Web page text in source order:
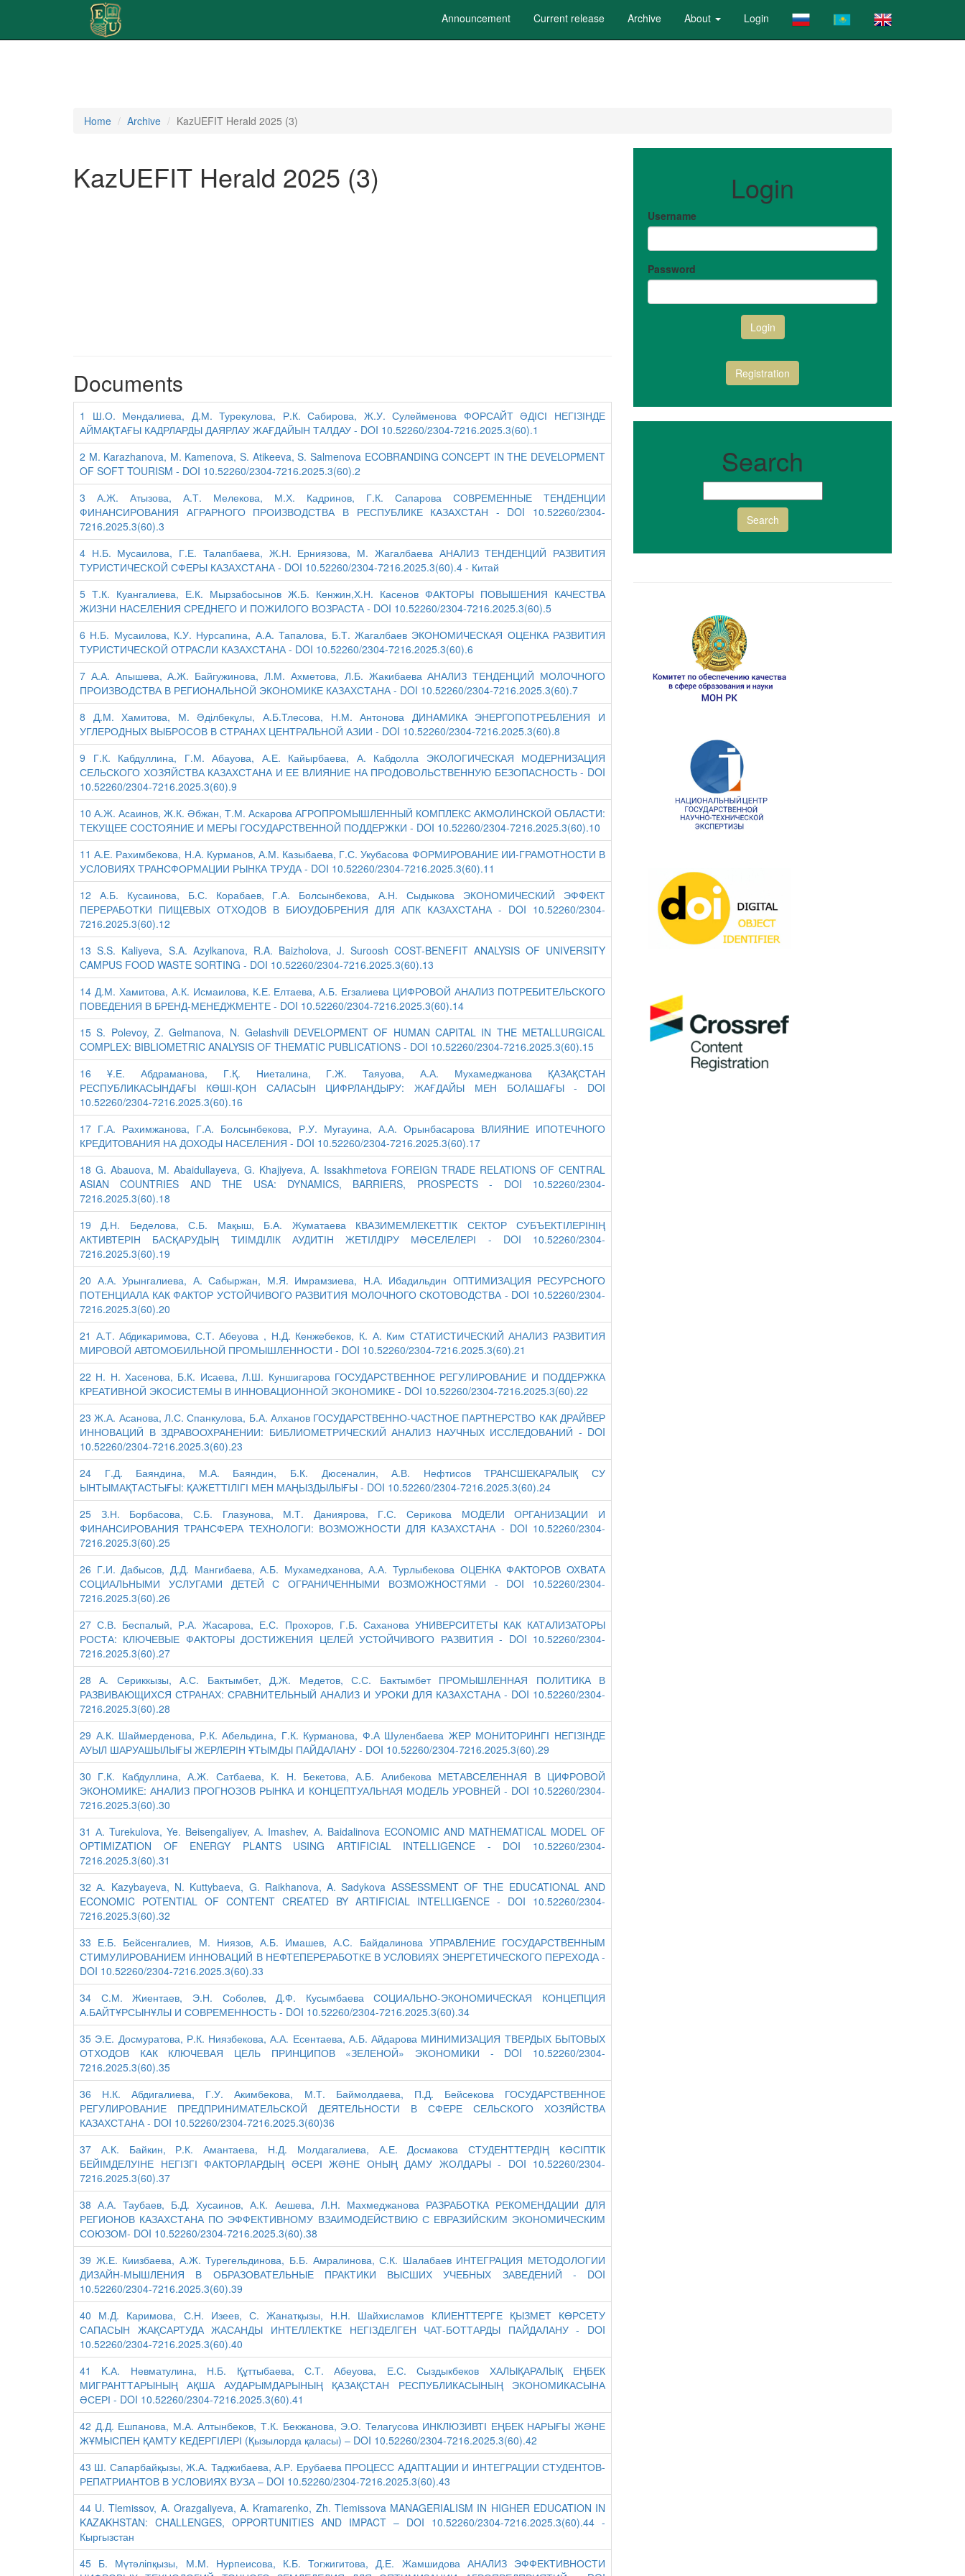
Announcement Current release Archive About Login
Home Archive KazUEFIT Herald 2025 (3)
KazUEFIT Herald 2025 (3)
Documents
1 Ш.О. Мендалиева, Д.М. Турекулова, Р.К. Сабирова, Ж.У. Сулейменова ФОРСАЙТ ӘДІСІ НЕГІЗІНДЕ
АЙМАҚТАҒЫ КАДРЛАРДЫ ДАЯРЛАУ ЖАҒДАЙЫН ТАЛДАУ - DOI 10.52260/2304-7216.2025.3(60).1
2 M. Karazhanova, M. Kamenova, S. Atikeeva, S. Salmenova ECOBRANDING CONCEPT IN THE DEVELOPMENT
OF SOFT TOURISM - DOI 10.52260/2304-7216.2025.3(60).2
3 А.Ж. Атызова, А.Т. Мелекова, М.Х. Кадринов, Г.К. Сапарова СОВРЕМЕННЫЕ ТЕНДЕНЦИИ
ФИНАНСИРОВАНИЯ АГРАРНОГО ПРОИЗВОДСТВА В РЕСПУБЛИКЕ КАЗАХСТАН - DOI 10.52260/2304-
7216.2025.3(60).3
4 Н.Б. Мусаилова, Г.Е. Талапбаева, Ж.Н. Ерниязова, М. Жагалбаева АНАЛИЗ ТЕНДЕНЦИЙ РАЗВИТИЯ
ТУРИСТИЧЕСКОЙ СФЕРЫ КАЗАХСТАНА - DOI 10.52260/2304-7216.2025.3(60).4 - Китай
5 Т.К. Куангалиева, Е.К. Мырзабосынов Ж.Б. Кенжин,Х.Н. Касенов ФАКТОРЫ ПОВЫШЕНИЯ КАЧЕСТВА
ЖИЗНИ НАСЕЛЕНИЯ СРЕДНЕГО И ПОЖИЛОГО ВОЗРАСТА - DOI 10.52260/2304-7216.2025.3(60).5
6 Н.Б. Мусаилова, К.У. Нурсапина, А.А. Тапалова, Б.Т. Жагалбаев ЭКОНОМИЧЕСКАЯ ОЦЕНКА РАЗВИТИЯ
ТУРИСТИЧЕСКОЙ ОТРАСЛИ КАЗАХСТАНА - DOI 10.52260/2304-7216.2025.3(60).6
7 А.А. Апышева, А.Ж. Байгужинова, Л.М. Ахметова, Л.Б. Жакибаева АНАЛИЗ ТЕНДЕНЦИЙ МОЛОЧНОГО
ПРОИЗВОДСТВА В РЕГИОНАЛЬНОЙ ЭКОНОМИКЕ КАЗАХСТАНА - DOI 10.52260/2304-7216.2025.3(60).7
8 Д.М. Хамитова, М. Әділбекұлы, А.Б.Тлесова, Н.М. Антонова ДИНАМИКА ЭНЕРГОПОТРЕБЛЕНИЯ И
УГЛЕРОДНЫХ ВЫБРОСОВ В СТРАНАХ ЦЕНТРАЛЬНОЙ АЗИИ - DOI 10.52260/2304-7216.2025.3(60).8
9 Г.К. Кабдуллина, Г.М. Абауова, А.Е. Кайырбаева, А. Кабдолла ЭКОЛОГИЧЕСКАЯ МОДЕРНИЗАЦИЯ
СЕЛЬСКОГО ХОЗЯЙСТВА КАЗАХСТАНА И ЕЕ ВЛИЯНИЕ НА ПРОДОВОЛЬСТВЕННУЮ БЕЗОПАСНОСТЬ - DOI
10.52260/2304-7216.2025.3(60).9
10 А.Ж. Асаинов, Ж.К. Әбжан, Т.М. Аскарова АГРОПРОМЫШЛЕННЫЙ КОМПЛЕКС АКМОЛИНСКОЙ ОБЛАСТИ:
ТЕКУЩЕЕ СОСТОЯНИЕ И МЕРЫ ГОСУДАРСТВЕННОЙ ПОДДЕРЖКИ - DOI 10.52260/2304-7216.2025.3(60).10
11 А.Е. Рахимбекова, Н.А. Курманов, А.М. Казыбаева, Г.С. Укубасова ФОРМИРОВАНИЕ ИИ-ГРАМОТНОСТИ В
УСЛОВИЯХ ТРАНСФОРМАЦИИ РЫНКА ТРУДА - DOI 10.52260/2304-7216.2025.3(60).11
12 А.Б. Кусаинова, Б.С. Корабаев, Г.А. Болсынбекова, А.Н. Сыдыкова ЭКОНОМИЧЕСКИЙ ЭФФЕКТ
ПЕРЕРАБОТКИ ПИЩЕВЫХ ОТХОДОВ В БИОУДОБРЕНИЯ ДЛЯ АПК КАЗАХСТАНА - DOI 10.52260/2304-
7216.2025.3(60).12
13 S.S. Kaliyeva, S.A. Azylkanova, R.A. Baizholova, J. Suroosh COST-BENEFIT ANALYSIS OF UNIVERSITY
CAMPUS FOOD WASTE SORTING - DOI 10.52260/2304-7216.2025.3(60).13
14 Д.М. Хамитова, А.К. Исмаилова, К.Е. Елтаева, А.Б. Егзалиева ЦИФРОВОЙ АНАЛИЗ ПОТРЕБИТЕЛЬСКОГО
ПОВЕДЕНИЯ В БРЕНД-МЕНЕДЖМЕНТЕ - DOI 10.52260/2304-7216.2025.3(60).14
15 S. Polevoy, Z. Gelmanova, N. Gelashvili DEVELOPMENT OF HUMAN CAPITAL IN THE METALLURGICAL
COMPLEX: BIBLIOMETRIC ANALYSIS OF THEMATIC PUBLICATIONS - DOI 10.52260/2304-7216.2025.3(60).15
16 Ұ.Е. Абдраманова, Г.Қ. Ниеталина, Г.Ж. Таяуова, А.А. Мухамеджанова ҚАЗАҚСТАН
РЕСПУБЛИКАСЫНДАҒЫ КӨШІ-ҚОН САЛАСЫН ЦИФРЛАНДЫРУ: ЖАҒДАЙЫ МЕН БОЛАШАҒЫ - DOI
10.52260/2304-7216.2025.3(60).16
17 Г.А. Рахимжанова, Г.А. Болсынбекова, Р.У. Мугауина, А.А. Орынбасарова ВЛИЯНИЕ ИПОТЕЧНОГО
КРЕДИТОВАНИЯ НА ДОХОДЫ НАСЕЛЕНИЯ - DOI 10.52260/2304-7216.2025.3(60).17
18 G. Abauova, M. Abaidullayeva, G. Khajiyeva, A. Issakhmetova FOREIGN TRADE RELATIONS OF CENTRAL
ASIAN COUNTRIES AND THE USA: DYNAMICS, BARRIERS, PROSPECTS - DOI 10.52260/2304-
7216.2025.3(60).18
19 Д.Н. Беделова, С.Б. Мақыш, Б.А. Жуматаева КВАЗИМЕМЛЕКЕТТІК СЕКТОР СУБЪЕКТІЛЕРІНІҢ
АКТИВТЕРІН БАСҚАРУДЫҢ ТИІМДІЛІК АУДИТІН ЖЕТІЛДІРУ МӘСЕЛЕЛЕРІ - DOI 10.52260/2304-
7216.2025.3(60).19
20 А.А. Урынгалиева, А. Сабыржан, М.Я. Имрамзиева, Н.А. Ибадильдин ОПТИМИЗАЦИЯ РЕСУРСНОГО
ПОТЕНЦИАЛА КАК ФАКТОР УСТОЙЧИВОГО РАЗВИТИЯ МОЛОЧНОГО СКОТОВОДСТВА - DOI 10.52260/2304-
7216.2025.3(60).20
21 А.Т. Абдикаримова, С.Т. Абеуова , Н.Д. Кенжебеков, К. А. Ким СТАТИСТИЧЕСКИЙ АНАЛИЗ РАЗВИТИЯ
МИРОВОЙ АВТОМОБИЛЬНОЙ ПРОМЫШЛЕННОСТИ - DOI 10.52260/2304-7216.2025.3(60).21
22 Н. Н. Хасенова, Б.К. Исаева, Л.Ш. Куншигарова ГОСУДАРСТВЕННОЕ РЕГУЛИРОВАНИЕ И ПОДДЕРЖКА
КРЕАТИВНОЙ ЭКОСИСТЕМЫ В ИННОВАЦИОННОЙ ЭКОНОМИКЕ - DOI 10.52260/2304-7216.2025.3(60).22
23 Ж.А. Асанова, Л.С. Спанкулова, Б.А. Алханов ГОСУДАРСТВЕННО-ЧАСТНОЕ ПАРТНЕРСТВО КАК ДРАЙВЕР
ИННОВАЦИЙ В ЗДРАВООХРАНЕНИИ: БИБЛИОМЕТРИЧЕСКИЙ АНАЛИЗ НАУЧНЫХ ИССЛЕДОВАНИЙ - DOI
10.52260/2304-7216.2025.3(60).23
24 Г.Д. Баяндина, М.А. Баяндин, Б.К. Дюсеналин, А.В. Нефтисов ТРАНСШЕКАРАЛЫҚ СУ
ЫНТЫМАҚТАСТЫҒЫ: ҚАЖЕТТІЛІГІ МЕН МАҢЫЗДЫЛЫҒЫ - DOI 10.52260/2304-7216.2025.3(60).24
25 З.Н. Борбасова, С.Б. Глазунова, М.Т. Даниярова, Г.С. Серикова МОДЕЛИ ОРГАНИЗАЦИИ И
ФИНАНСИРОВАНИЯ ТРАНСФЕРА ТЕХНОЛОГИ: ВОЗМОЖНОСТИ ДЛЯ КАЗАХСТАНА - DOI 10.52260/2304-
7216.2025.3(60).25
26 Г.И. Дабысов, Д.Д. Мангибаева, А.Б. Мухамедханова, А.А. Турлыбекова ОЦЕНКА ФАКТОРОВ ОХВАТА
СОЦИАЛЬНЫМИ УСЛУГАМИ ДЕТЕЙ С ОГРАНИЧЕННЫМИ ВОЗМОЖНОСТЯМИ - DOI 10.52260/2304-
7216.2025.3(60).26
27 С.В. Беспалый, Р.А. Жасарова, Е.С. Прохоров, Г.Б. Саханова УНИВЕРСИТЕТЫ КАК КАТАЛИЗАТОРЫ
РОСТА: КЛЮЧЕВЫЕ ФАКТОРЫ ДОСТИЖЕНИЯ ЦЕЛЕЙ УСТОЙЧИВОГО РАЗВИТИЯ - DOI 10.52260/2304-
7216.2025.3(60).27
28 А. Сериккызы, А.С. Бактымбет, Д.Ж. Медетов, С.С. Бактымбет ПРОМЫШЛЕННАЯ ПОЛИТИКА В
РАЗВИВАЮЩИХСЯ СТРАНАХ: СРАВНИТЕЛЬНЫЙ АНАЛИЗ И УРОКИ ДЛЯ КАЗАХСТАНА - DOI 10.52260/2304-
7216.2025.3(60).28
29 А.К. Шаймерденова, Р.К. Абельдина, Г.К. Курманова, Ф.А Шуленбаева ЖЕР МОНИТОРИНГІ НЕГІЗІНДЕ
АУЫЛ ШАРУАШЫЛЫҒЫ ЖЕРЛЕРІН ҰТЫМДЫ ПАЙДАЛАНУ - DOI 10.52260/2304-7216.2025.3(60).29
30 Г.К. Кабдуллина, А.Ж. Сатбаева, К. Н. Бекетова, А.Б. Алибекова МЕТАВСЕЛЕННАЯ В ЦИФРОВОЙ
ЭКОНОМИКЕ: АНАЛИЗ ПРОГНОЗОВ РЫНКА И КОНЦЕПТУАЛЬНАЯ МОДЕЛЬ УРОВНЕЙ - DOI 10.52260/2304-
7216.2025.3(60).30
31 А. Turekulova, Ye. Beisengaliyev, А. Imashev, А. Baidalinova ECONOMIC AND MATHEMATICAL MODEL OF
OPTIMIZATION OF ENERGY PLANTS USING ARTIFICIAL INTELLIGENCE - DOI 10.52260/2304-
7216.2025.3(60).31
32 А. Kazybayeva, N. Kuttybaeva, G. Raikhanova, A. Sadykova ASSESSMENT OF THE EDUCATIONAL AND
ECONOMIC POTENTIAL OF CONTENT CREATED BY ARTIFICIAL INTELLIGENCE - DOI 10.52260/2304-
7216.2025.3(60).32
33 Е.Б. Бейсенгалиев, М. Ниязов, А.Б. Имашев, А.С. Байдалинова УПРАВЛЕНИЕ ГОСУДАРСТВЕННЫМ
СТИМУЛИРОВАНИЕМ ИННОВАЦИЙ В НЕФТЕПЕРЕРАБОТКЕ В УСЛОВИЯХ ЭНЕРГЕТИЧЕСКОГО ПЕРЕХОДА -
DOI 10.52260/2304-7216.2025.3(60).33
34 С.М. Жиентаев, Э.Н. Соболев, Д.Ф. Кусымбаева СОЦИАЛЬНО-ЭКОНОМИЧЕСКАЯ КОНЦЕПЦИЯ
А.БАЙТҰРСЫНҰЛЫ И СОВРЕМЕННОСТЬ - DOI 10.52260/2304-7216.2025.3(60).34
35 Э.Е. Досмуратова, Р.К. Ниязбекова, А.А. Есентаева, А.Б. Айдарова МИНИМИЗАЦИЯ ТВЕРДЫХ БЫТОВЫХ
ОТХОДОВ КАК КЛЮЧЕВАЯ ЦЕЛЬ ПРИНЦИПОВ «ЗЕЛЕНОЙ» ЭКОНОМИКИ - DOI 10.52260/2304-
7216.2025.3(60).35
36 Н.К. Абдигалиева, Г.У. Акимбекова, М.Т. Баймолдаева, П.Д. Бейсекова ГОСУДАРСТВЕННОЕ
РЕГУЛИРОВАНИЕ ПРЕДПРИНИМАТЕЛЬСКОЙ ДЕЯТЕЛЬНОСТИ В СФЕРЕ СЕЛЬСКОГО ХОЗЯЙСТВА
КАЗАХСТАНА - DOI 10.52260/2304-7216.2025.3(60)36
37 А.К. Байкин, Р.К. Амантаева, Н.Д. Молдагалиева, А.Е. Досмакова СТУДЕНТТЕРДІҢ КӘСІПТІК
БЕЙІМДЕЛУІНЕ НЕГІЗГІ ФАКТОРЛАРДЫҢ ӘСЕРІ ЖӘНЕ ОНЫҢ ДАМУ ЖОЛДАРЫ - DOI 10.52260/2304-
7216.2025.3(60).37
38 А.А. Таубаев, Б.Д. Хусаинов, А.К. Аешева, Л.Н. Махмеджанова РАЗРАБОТКА РЕКОМЕНДАЦИИ ДЛЯ
РЕГИОНОВ КАЗАХСТАНА ПО ЭФФЕКТИВНОМУ ВЗАИМОДЕЙСТВИЮ С ЕВРАЗИЙСКИМ ЭКОНОМИЧЕСКИМ
СОЮЗОМ- DOI 10.52260/2304-7216.2025.3(60).38
39 Ж.Е. Киизбаева, А.Ж. Турегельдинова, Б.Б. Амралинова, С.К. Шалабаев ИНТЕГРАЦИЯ МЕТОДОЛОГИИ
ДИЗАЙН-МЫШЛЕНИЯ В ОБРАЗОВАТЕЛЬНЫЕ ПРАКТИКИ ВЫСШИХ УЧЕБНЫХ ЗАВЕДЕНИЙ - DOI
10.52260/2304-7216.2025.3(60).39
40 М.Д. Каримова, С.Н. Изеев, С. Жанатқызы, Н.Н. Шайхисламов КЛИЕНТТЕРГЕ ҚЫЗМЕТ КӨРСЕТУ
САПАСЫН ЖАҚСАРТУДА ЖАСАНДЫ ИНТЕЛЛЕКТКЕ НЕГІЗДЕЛГЕН ЧАТ-БОТТАРДЫ ПАЙДАЛАНУ - DOI
10.52260/2304-7216.2025.3(60).40
41 K.А. Невматулина, Н.Б. Құттыбаева, С.Т. Абеуова, Е.С. Сыздыкбеков ХАЛЫҚАРАЛЫҚ ЕҢБЕК
МИГРАНТТАРЫНЫҢ АҚША АУДАРЫМДАРЫНЫҢ ҚАЗАҚСТАН РЕСПУБЛИКАСЫНЫҢ ЭКОНОМИКАСЫНА
ӘСЕРІ - DOI 10.52260/2304-7216.2025.3(60).41
42 Д.Д. Ешпанова, М.А. Алтынбеков, Т.К. Бекжанова, Э.О. Телагусова ИНКЛЮЗИВТІ ЕҢБЕК НАРЫҒЫ ЖӘНЕ
ЖҰМЫСПЕН ҚАМТУ КЕДЕРГІЛЕРІ (Қызылорда қаласы) – DOI 10.52260/2304-7216.2025.3(60).42
43 Ш. Сапарбайқызы, Ж.А. Таджибаева, А.Р. Ерубаева ПРОЦЕСС АДАПТАЦИИ И ИНТЕГРАЦИИ СТУДЕНТОВ-
РЕПАТРИАНТОВ В УСЛОВИЯХ ВУЗА – DOI 10.52260/2304-7216.2025.3(60).43
44 U. Tlemissov, A. Orazgaliyeva, A. Kramarenko, Zh. Tlemissova MANAGERIALISM IN HIGHER EDUCATION IN
KAZAKHSTAN: CHALLENGES, OPPORTUNITIES AND IMPACT – DOI 10.52260/2304-7216.2025.3(60).44 -
Кыргызстан
45 Б. Мүтәліпқызы, М.М. Нурпеисова, К.Б. Тогжигитова, Д.Е. Жамшидова АНАЛИЗ ЭФФЕКТИВНОСТИ
Login
Username
Password
Login
Registration
Search
Search